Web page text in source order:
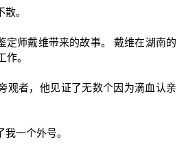
。
定师戴维带来的故事。 戴维在湖南的
。
观者，他见证了无数个因为滴血认亲
一个外号。